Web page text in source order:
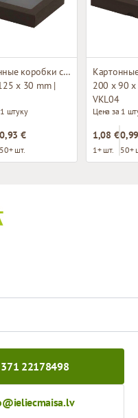
Картонные коробки с окном
x 30 mm |
штуку
0,93 €
50+ шт.
200 x 90
VKL04
Цена за 1
1,08 €
1+ шт. 50+
22178498